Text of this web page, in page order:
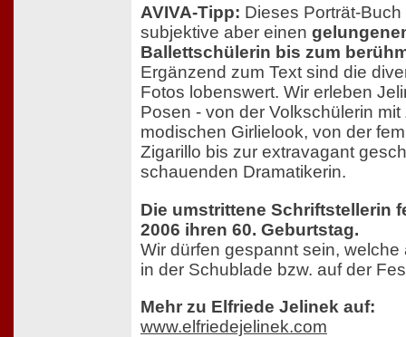
AVIVA-Tipp: Dieses Porträt-
subjektive aber einen
Ballettschülerin bis zum
Ergänzend zum Text sind die
Fotos lobenswert. Wir erleben
Posen - von der Volkschülerin
modischen Girlielook, von der
Zigarillo bis zur extravagant
schauenden Dramatikerin.
Die umstrittene Schriftstellerin
2006 ihren 60. Geburtstag.
Wir dürfen gespannt sein,
in der Schublade bzw. auf der
Mehr zu Elfriede Jelinek auf:
www.elfriedejelinek.com